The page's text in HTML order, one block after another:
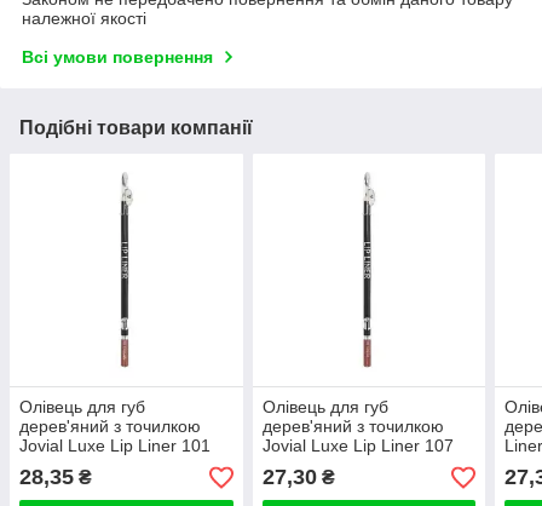
належної якості
Всі умови повернення
Подібні товари компанії
Олівець для губ
дерев'яний з точилкою
Jovial Luxe Lip Liner 101
Матовый Caramel
Карамельный
28,35 ₴
Олівець для губ
дерев'яний з точилкою
Jovial Luxe Lip Liner 107
Матовий Cocoa Світло-
бежевий
27,30₴